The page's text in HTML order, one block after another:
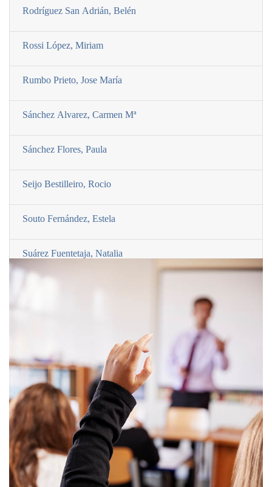
Rodrí­guez San Adrián, Belén
Rossi López, Miriam
Rumbo Prieto, Jose Marí­a
Sánchez Alvarez, Carmen Mª
Sánchez Flores, Paula
Seijo Bestilleiro, Rocio
Souto Fernández, Estela
Suárez Fuentetaja, Natalia